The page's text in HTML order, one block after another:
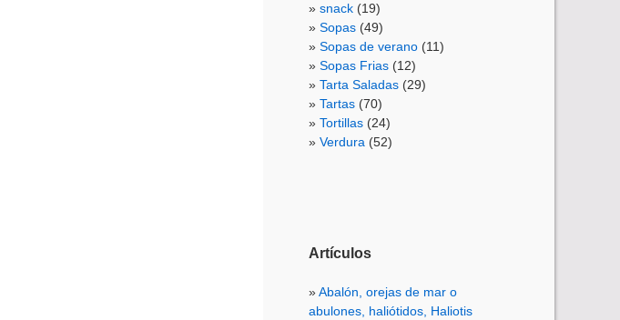
snack (19)
Sopas (49)
Sopas de verano (11)
Sopas Frias (12)
Tarta Saladas (29)
Tartas (70)
Tortillas (24)
Verdura (52)
Artículos
Abalón, orejas de mar o
abulones, haliótidos, Haliotis